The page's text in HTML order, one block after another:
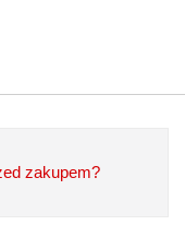
zakupem?